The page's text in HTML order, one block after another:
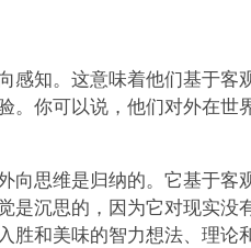
感知。这意味着他们基于客
。你可以说，他们对外在世
向思维是归纳的。它基于客
是沉思的，因为它对现实没
和美味的智力想法、理论